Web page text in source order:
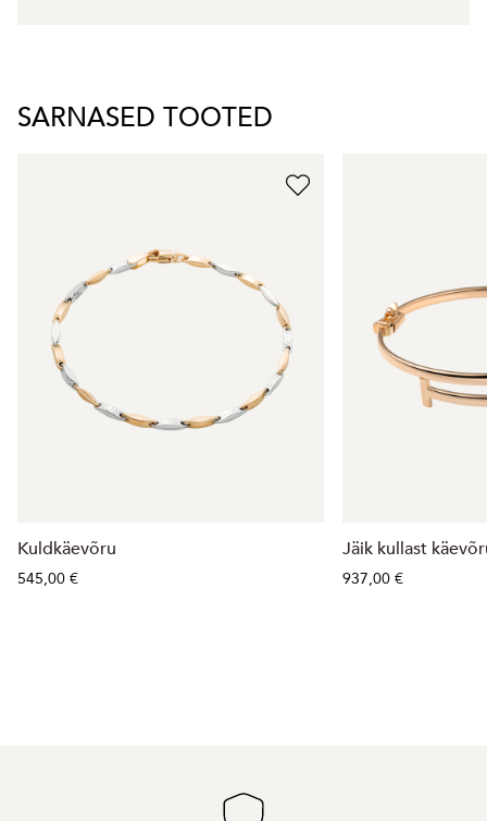
SARNASED TOOTED
Kuldkäevõru
545,00 €
Jäik kullast
937,00 €